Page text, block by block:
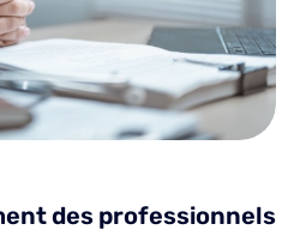
des professionnels